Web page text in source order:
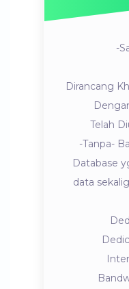
-
Dirancang
Telah
-Tanpa-
Database
data